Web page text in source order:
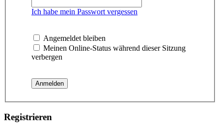
Ich habe mein Passwort vergessen
Angemeldet bleiben
Meinen Online-Status während dieser Sitzung
verbergen
Registrieren